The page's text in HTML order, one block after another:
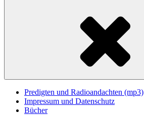
Predigten und Radioandachten (mp3)
Impressum und Datenschutz
Bücher